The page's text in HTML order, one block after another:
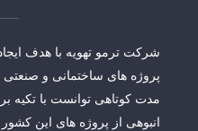
شرکت ترمو تهویه با هدف
مدت کوتاهی توانست با تکیه
انبوهی از پروژه های این